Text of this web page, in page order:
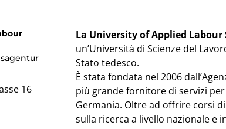
16
La University of Applied Labour
un’Università di Scienze del
Stato tedesco.
È stata fondata nel 2006
più grande fornitore di servizi
Germania. Oltre ad offrire corsi
sulla ricerca a livello nazionale e